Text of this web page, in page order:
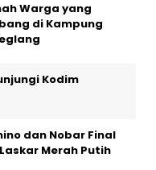
Warga yang
di Kampung
Kodim
dan Nobar Final
Merah Putih